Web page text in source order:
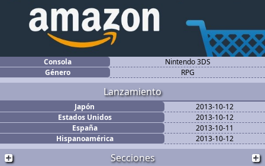
Consola
Nintendo 3DS
Género
RPG
Lanzamiento
Japón
2013-10-12
Estados Unidos
2013-10-12
España
2013-10-11
Hispanoamérica
2013-10-12
Secciones